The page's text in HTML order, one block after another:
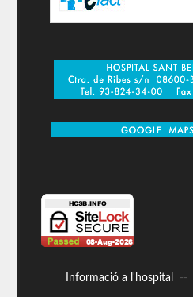
Informació a l'hospital --